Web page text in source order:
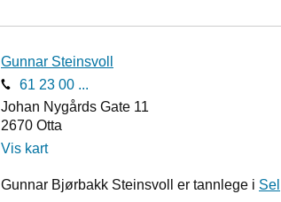
Gunnar Steinsvoll
61 23 00 ...
Johan Nygårds Gate 11
2670 Otta
Vis kart
Gunnar Bjørbakk Steinsvoll er tannlege i Sel